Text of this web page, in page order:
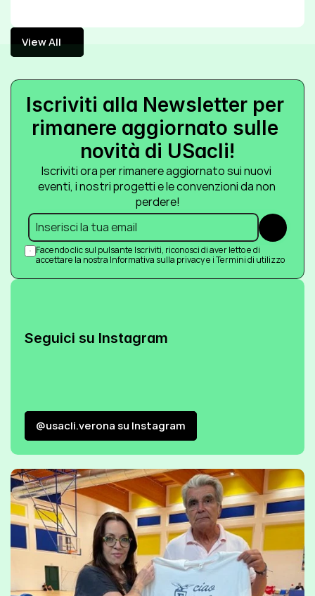
View All
View All
Iscriviti alla Newsletter per
rimanere aggiornato sulle
novità di USacli!
Iscriviti ora per rimanere aggiornato sui nuovi
eventi, i nostri progetti e le convenzioni da non
perdere!
Submit
Facendo clic sul pulsante Iscriviti, riconosci di aver letto e di
accettare la nostra Informativa sulla privacy e i Termini di utilizzo
Seguici su Instagram
@usacli.verona su Instagram
@usacli.verona su Instagram